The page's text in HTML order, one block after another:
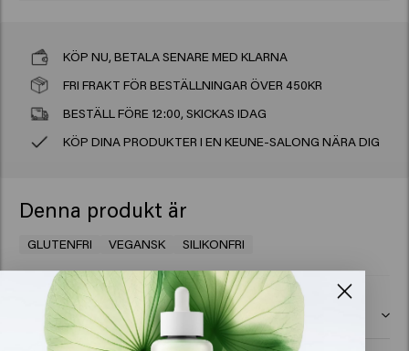
KÖP NU, BETALA SENARE MED KLARNA
FRI FRAKT FÖR BESTÄLLNINGAR ÖVER 450KR
BESTÄLL FÖRE 12:00, SKICKAS IDAG
KÖP DINA PRODUKTER I EN KEUNE-SALONG NÄRA DIG
Denna produkt är
GLUTENFRI VEGANSK SILIKONFRI
Ingredienser